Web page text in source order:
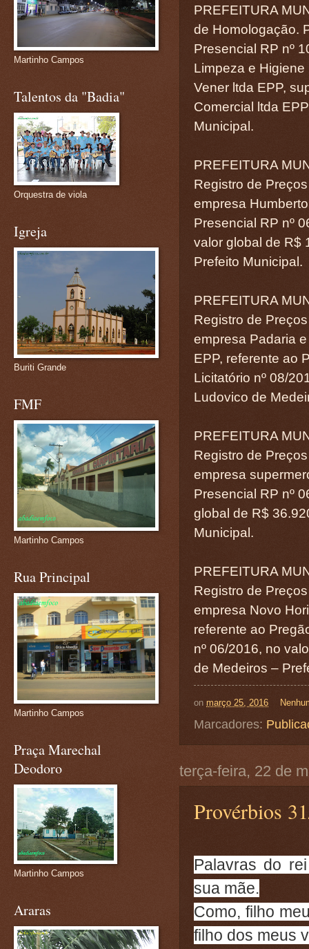
PREFEITURA
de Homologação.
Presencial RP nº
Limpeza e
Vener ltda EPP,
Comercial ltda
Municipal.
PREFEITURA
Registro de
empresa
Presencial RP nº
valor global de R$
Prefeito Municipal.
PREFEITURA
Registro de
empresa Padaria
EPP, referente ao
Licitatório nº 08/
Ludovico de
PREFEITURA
Registro de
empresa
Presencial RP nº
global de R$
Municipal.
PREFEITURA
Registro de
empresa Novo
referente ao
nº 06/2016, no
de Medeiros –
on março 25, 2016
Marcadores:
terça-feira, 22 de
Provérbios
Palavras do
sua mãe.
Como, filho
filho dos meus
Martinho Campos
Talentos da "Badia"
Orquestra de viola
Igreja
Buriti Grande
FMF
Martinho Campos
Rua Principal
Martinho Campos
Praça Marechal
Deodoro
Martinho Campos
Araras